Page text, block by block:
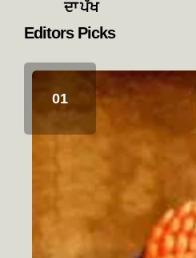
ਦਾ ਪੱਖ
Editors Picks